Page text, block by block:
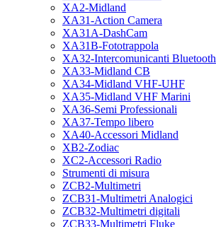
XA2-Midland
XA31-Action Camera
XA31A-DashCam
XA31B-Fototrappola
XA32-Intercomunicanti Bluetooth
XA33-Midland CB
XA34-Midland VHF-UHF
XA35-Midland VHF Marini
XA36-Semi Professionali
XA37-Tempo libero
XA40-Accessori Midland
XB2-Zodiac
XC2-Accessori Radio
Strumenti di misura
ZCB2-Multimetri
ZCB31-Multimetri Analogici
ZCB32-Multimetri digitali
ZCB33-Multimetri Fluke